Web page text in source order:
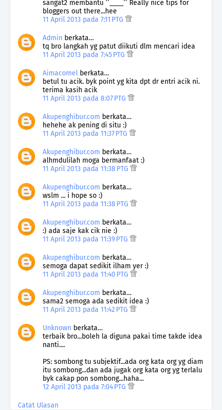
sangat2 membantu ^____^ Really nice tips for
bloggers out there...hee
11 April 2013 pada 7:11 PTG
Admin berkata…
tq bro langkah yg patut diikuti dlm mencari idea
11 April 2013 pada 7:45 PTG
Aimacomel berkata…
betul tu acik. byk point yg kita dpt dr entri acik ni.
terima kasih acik
11 April 2013 pada 8:07 PTG
Akupenghibur.com berkata…
hehehe ak pening di situ :)
11 April 2013 pada 11:37 PTG
Akupenghibur.com berkata…
alhmdulilah moga bermanfaat :)
11 April 2013 pada 11:38 PTG
Akupenghibur.com berkata…
wslm ... i hope so :)
11 April 2013 pada 11:38 PTG
Akupenghibur.com berkata…
:) ada saje kak cik nie :)
11 April 2013 pada 11:39 PTG
Akupenghibur.com berkata…
semoga dapat sedikit ilham yer :)
11 April 2013 pada 11:40 PTG
Akupenghibur.com berkata…
sama2 semoga ada sedikit idea :)
11 April 2013 pada 11:42 PTG
Unknown berkata…
terbaik bro...boleh la diguna pakai time takde idea
nanti....
PS: sombong tu subjektif...ada org kata org yg diam
itu sombong...dan ada jugak org kata org yg terlalu
byk cakap pon sombong...haha...
12 April 2013 pada 7:04 PTG
Catat Ulasan